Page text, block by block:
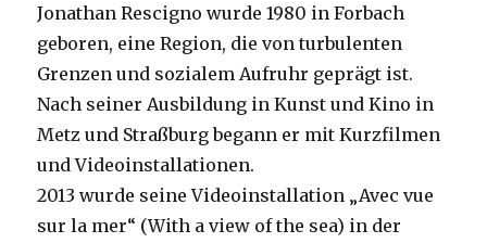
Jonathan Rescigno wurde 1980 in Forbach
geboren, eine Region, die von turbulenten
Grenzen und sozialem Aufruhr geprägt ist.
Nach seiner Ausbildung in Kunst und Kino in
Metz und Straßburg begann er mit Kurzfilmen
und Videoinstallationen.
2013 wurde seine Videoinstallation „Avec vue
sur la mer“ (With a view of the sea) in der